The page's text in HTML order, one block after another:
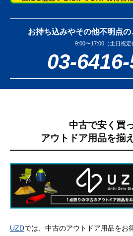
お持ち込みやその他不明点の
9:00〜17:00（土日祝定
03-
中古で安く買っ
アウトドア用品を揃
UZDでは、中古のアウトドア用品をお